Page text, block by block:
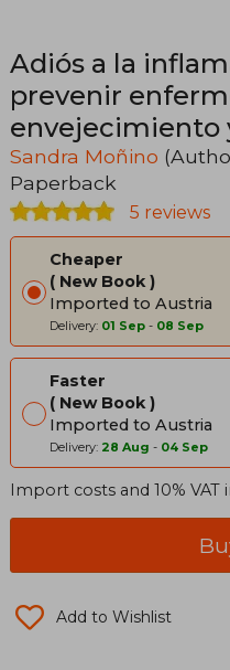
Adiós a la
prevenir
envejecimiento
Spanish)
Sandra Moñino
Paperback
5 reviews
Cheaper
New Book
Imported to Austria
Delivery: 01 Sep - 08 Sep
Faster
New Book
Imported to Austria
Delivery: 28 Aug - 04 Sep
Import costs and 10% VAT
Add to Wishlist